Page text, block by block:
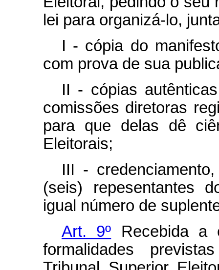
lei para organizá-lo,
I - cópia do
com prova de sua
II - cópias
comissões diretoras
para que delas dê
Eleitorais;
III -
(seis) repesentantes
igual número de
Art. 9º Recebida a
formalidades